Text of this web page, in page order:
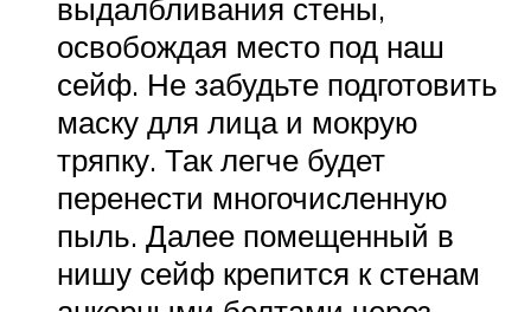
выдалбливания стены,
освобождая место под наш
сейф. Не забудьте подготовить
маску для лица и мокрую
тряпку. Так легче будет
перенести многочисленную
пыль. Далее помещенный в
нишу сейф крепится к стенам